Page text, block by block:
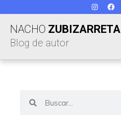
NACHO ZUBIZARRETA
Blog de autor